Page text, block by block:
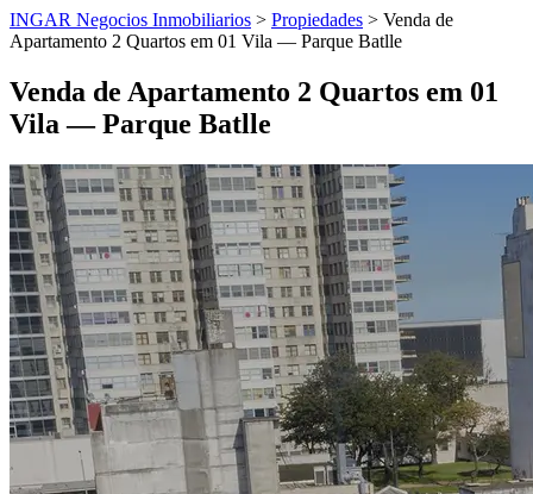
INGAR Negocios Inmobiliarios > Propiedades > Venda de
Apartamento 2 Quartos em 01 Vila — Parque Batlle
Venda de Apartamento 2 Quartos em 01
Vila — Parque Batlle